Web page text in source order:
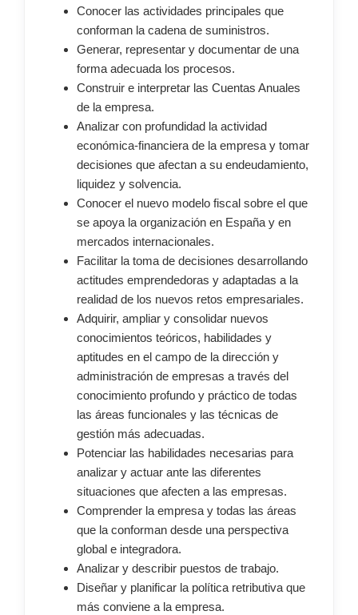
Conocer las actividades principales que
conforman la cadena de suministros.
Generar, representar y documentar de una
forma adecuada los procesos.
Construir e interpretar las Cuentas Anuales
de la empresa.
Analizar con profundidad la actividad
económica-financiera de la empresa y tomar
decisiones que afectan a su endeudamiento,
liquidez y solvencia.
Conocer el nuevo modelo fiscal sobre el que
se apoya la organización en España y en
mercados internacionales.
Facilitar la toma de decisiones desarrollando
actitudes emprendedoras y adaptadas a la
realidad de los nuevos retos empresariales.
Adquirir, ampliar y consolidar nuevos
conocimientos teóricos, habilidades y
aptitudes en el campo de la dirección y
administración de empresas a través del
conocimiento profundo y práctico de todas
las áreas funcionales y las técnicas de
gestión más adecuadas.
Potenciar las habilidades necesarias para
analizar y actuar ante las diferentes
situaciones que afecten a las empresas.
Comprender la empresa y todas las áreas
que la conforman desde una perspectiva
global e integradora.
Analizar y describir puestos de trabajo.
Diseñar y planificar la política retributiva que
más conviene a la empresa.